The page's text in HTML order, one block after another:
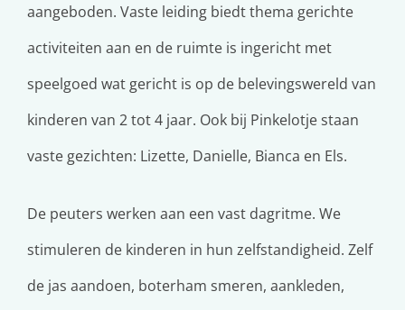
aangeboden. Vaste leiding biedt thema gerichte
activiteiten aan en de ruimte is ingericht met
speelgoed wat gericht is op de belevingswereld van
kinderen van 2 tot 4 jaar. Ook bij Pinkelotje staan
vaste gezichten: Lizette, Danielle, Bianca en Els.
De peuters werken aan een vast dagritme. We
stimuleren de kinderen in hun zelfstandigheid. Zelf
de jas aandoen, boterham smeren, aankleden,